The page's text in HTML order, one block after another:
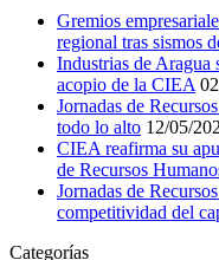
Gremios
regional tras sismos
Industrias de Aragua
acopio de la CIEA
Jornadas de
todo lo alto 12/05/
CIEA reafirma su
de Recursos
Jornadas de
competitividad del
Categorías